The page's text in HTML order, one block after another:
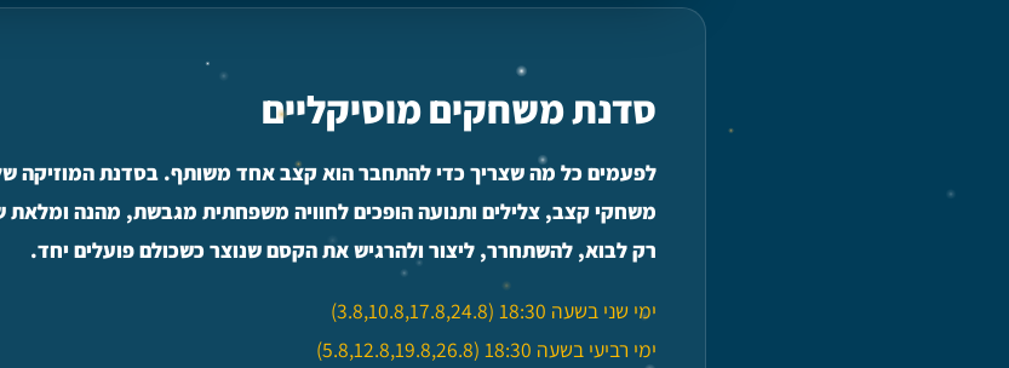
סדנת משחקים מוסיקליים
לפעמים כל מה שצריך כדי להתחבר הוא קצב אחד משותף. בסדנת המוזיקה
משחקי קצב, צלילים ותנועה הופכים לחוויה משפחתית מגבשת, מהנה ומלאת
רק לבוא, להשתחרר, ליצור ולהרגיש את הקסם שנוצר כשכולםפועלים יחד.
ימי שני בשעה 18:30 (3.8,10.8,17.8,24.8)
ימי רביעי בשעה 18:30 (5.8,12.8,19.8,26.8)